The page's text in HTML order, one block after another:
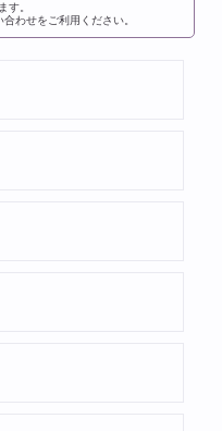
。
わせをご利用ください。